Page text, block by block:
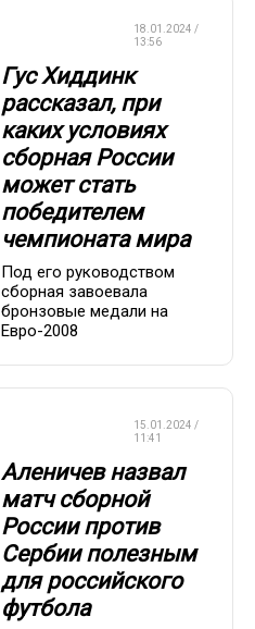
18.01.2024 /
13:56
Гус Хиддинк
рассказал, при
каких условиях
сборная России
может стать
победителем
чемпионата мира
Под его руководством
сборная завоевала
бронзовые медали на
Евро-2008
15.01.2024 /
11:41
Аленичев назвал
матч сборной
России против
Сербии полезным
для российского
футбола